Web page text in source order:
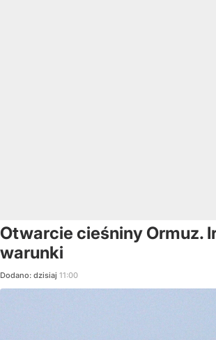
Otwarcie cieśniny Ormuz.
warunki
Dodano: dzisiaj 11:00